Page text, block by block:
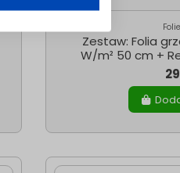
Zestaw: Folia
W/m² 50 cm +